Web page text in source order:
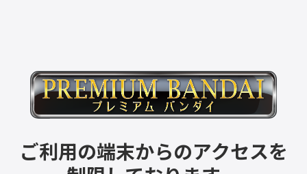
ご利用の端末からのアクセスを